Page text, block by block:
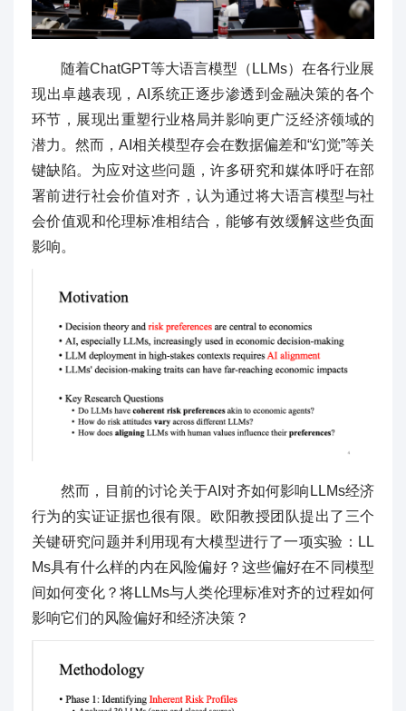
随着ChatGPT等大语言模型（LLMs）在各行业展
现出卓越表现，AI系统正逐步渗透到金融决策的各个
环节，展现出重塑行业格局并影响更广泛经济领域的
潜力。然而，AI相关模型存会在数据偏差和“幻觉”等关
键缺陷。为应对这些问题，许多研究和媒体呼吁在部
署前进行社会价值对齐，认为通过将大语言模型与社
会价值观和伦理标准相结合，能够有效缓解这些负面
影响。
然而，目前的讨论关于AI对齐如何影响LLMs经济
行为的实证证据也很有限。欧阳教授团队提出了三个
关键研究问题并利用现有大模型进行了一项实验：LL
Ms具有什么样的内在风险偏好？这些偏好在不同模型
间如何变化？将LLMs与人类伦理标准对齐的过程如何
影响它们的风险偏好和经济决策？